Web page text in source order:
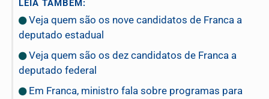
LEIA TAMBÉM:
Veja quem são os nove candidatos de Franca a
deputado estadual
Veja quem são os dez candidatos de Franca a
deputado federal
Em Franca, ministro fala sobre programas para